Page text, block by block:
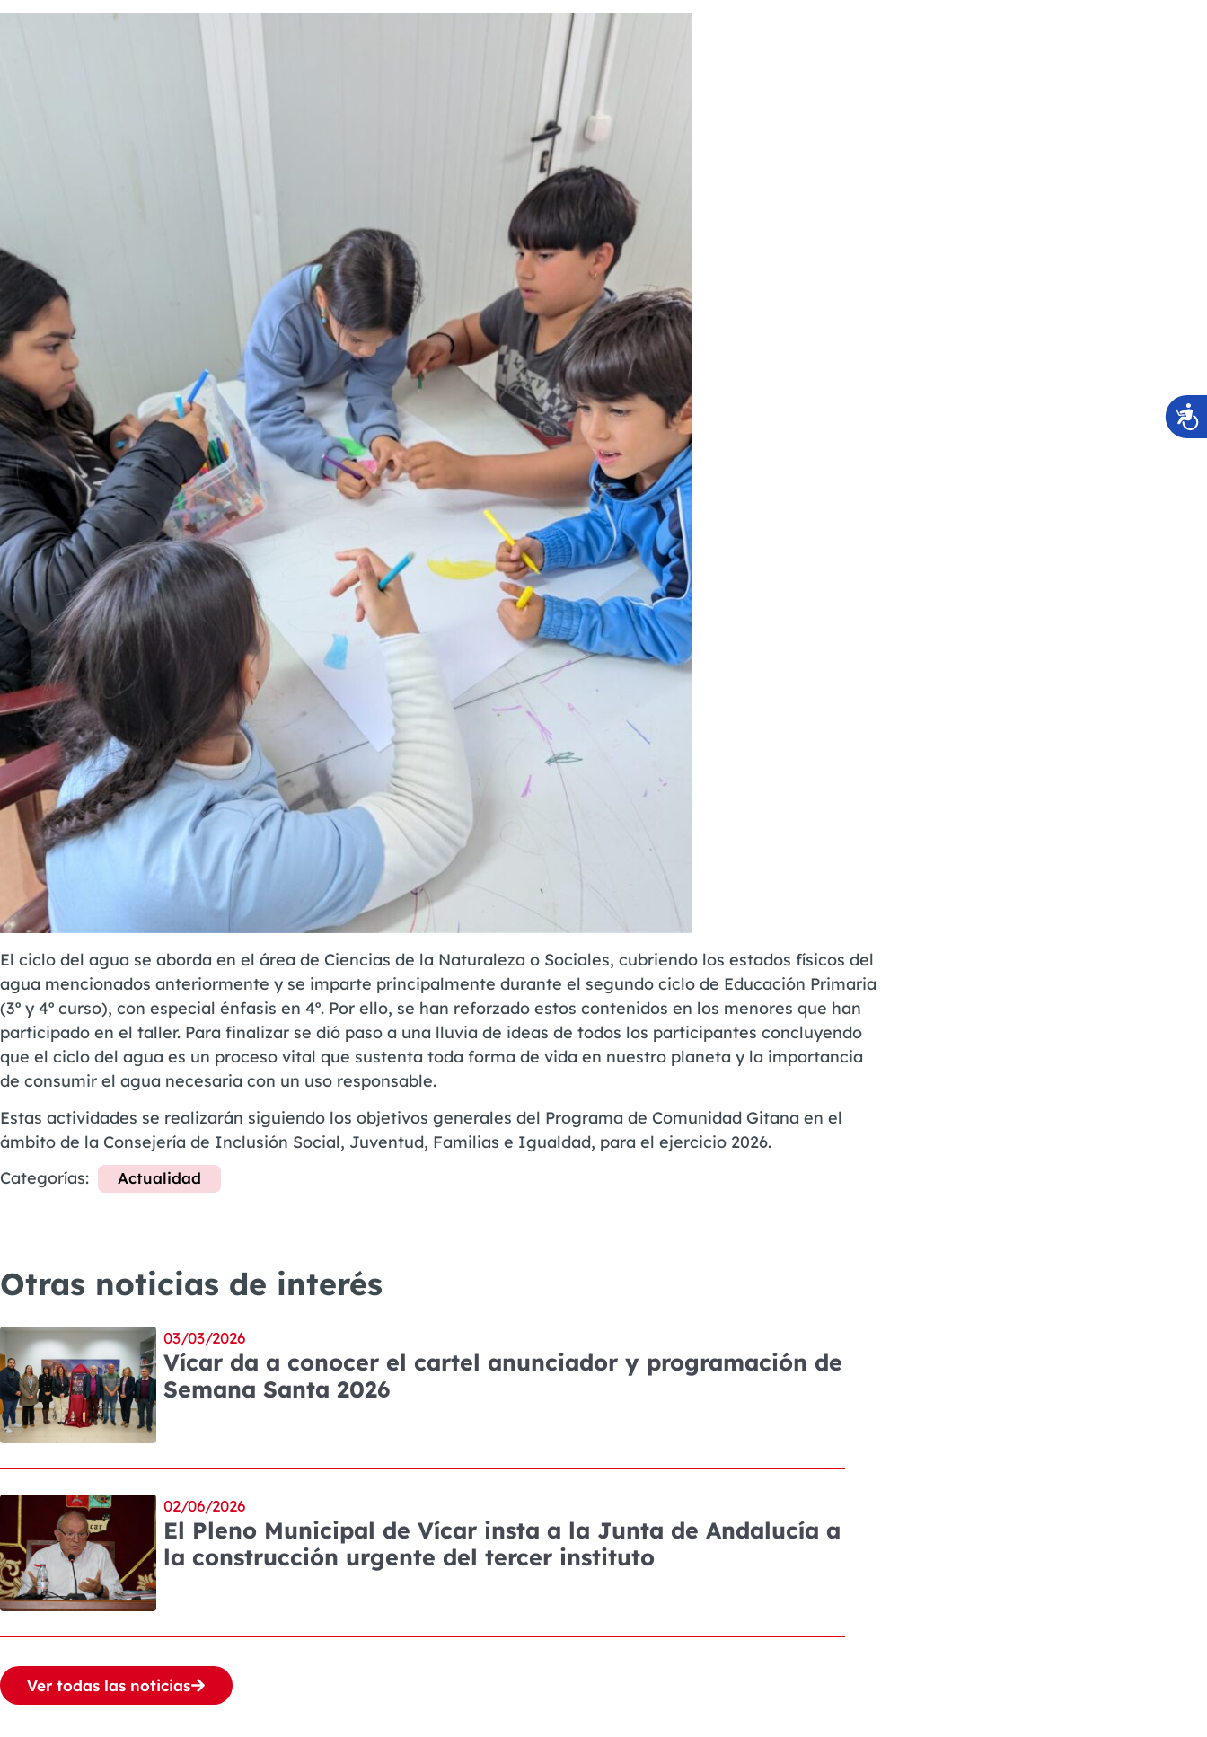
El ciclo del agua se aborda en el área de Ciencias de la Naturaleza o Sociales, cubriendo los estados físicos del
agua mencionados anteriormente y se imparte principalmente durante el segundo ciclo de Educación Primaria
(3º y 4º curso), con especial énfasis en 4º. Por ello, se han reforzado estos contenidos en los menores que han
participado en el taller. Para finalizar se dió paso a una lluvia de ideas de todos los participantes concluyendo
que el ciclo del agua es un proceso vital que sustenta toda forma de vida en nuestro planeta y la importancia
de consumir el agua necesaria con un uso responsable.
Estas actividades se realizarán siguiendo los objetivos generales del Programa de Comunidad Gitana en el
ámbito de la Consejería de Inclusión Social, Juventud, Familias e Igualdad, para el ejercicio 2026.
Categorías:
Actualidad
Otras noticias de interés
03/03/2026
Vícar da a conocer el cartel anunciador y programación de
Semana Santa 2026
02/06/2026
El Pleno Municipal de Vícar insta a la Junta de Andalucía a
la construcción urgente del tercer instituto
Ver todas las noticias